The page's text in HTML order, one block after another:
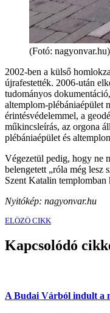
(Fotó: nagyonvar.hu)
2002-ben a külső
újrafestették. 2006-után
tudományos
altemplom-plébániaépület
érintésvédelemmel, a
műkincsleírás, az orgona
plébániaépület és
Végezetül pedig, hogy ne
belengetett „róla még lesz
Szent Katalin templomban
Nyitókép: nagyonvar.hu
ELŐZŐ CIKK
Kapcsolódó
A Budai Várból indult a